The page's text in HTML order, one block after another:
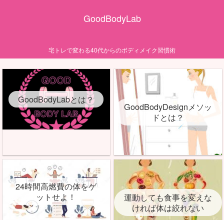
GoodBodyLab
宅トレで変わる40代からのボディメイク習慣術
GoodBodyLabとは？
GoodBodyDesignメソッ
ドとは？
24時間高燃費の体をゲ
ットせよ！
運動しても食事を変えな
ければ体は絞れない